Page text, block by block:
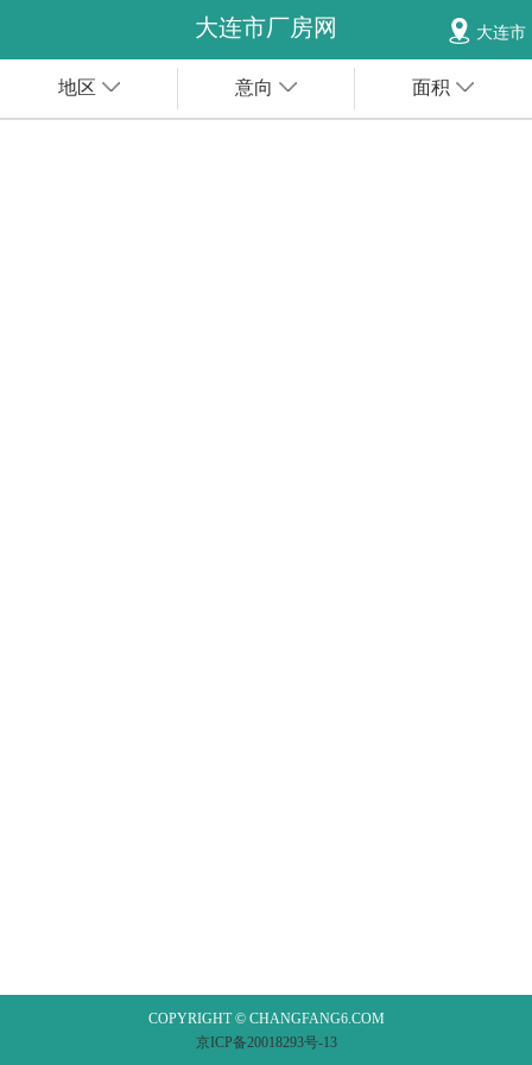
大连市厂房网 大连市
地区 意向 面积
COPYRIGHT © CHANGFANG6.COM
京ICP备20018293号-13